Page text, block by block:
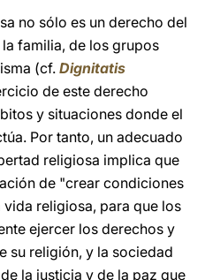
no sólo es un derecho del
familia, de los grupos
(cf. Dignitatis
de este derecho
y situaciones donde el
Por tanto, un adecuado
religiosa implica que
de "crear condiciones
religiosa, para que los
ejercer los derechos y
su religión, y la sociedad
la justicia y de la paz que